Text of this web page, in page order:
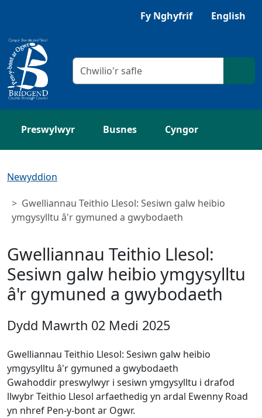
Gwrandewch gyda Browsealoud
Fy Nghyfrif English
Meini prawf chwilio
Preswylwyr Busnes Cyngor
Newyddion
Gwelliannau Teithio Llesol: Sesiwn galw heibio
ymgysylltu â'r gymuned a gwybodaeth
Gwelliannau Teithio Llesol:
Sesiwn galw heibio ymgysylltu
â'r gymuned a gwybodaeth
Dydd Mawrth 02 Medi 2025
Gwelliannau Teithio Llesol: Sesiwn galw heibio
ymgysylltu â'r gymuned a gwybodaeth
Gwahoddir preswylwyr i sesiwn ymgysylltu i drafod
llwybr Teithio Llesol arfaethedig yn ardal Ewenny Road
yn nhref Pen-y-bont ar Ogwr.